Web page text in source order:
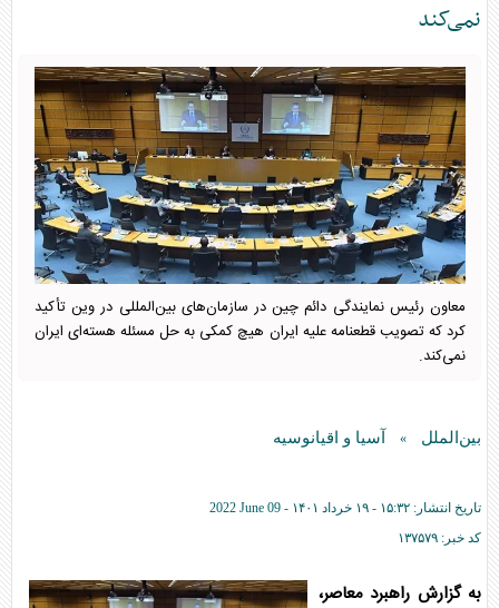
نمی‌کند
معاون رئیس نمایندگی دائم چین در سازمان‌های بین‌المللی در وین تأکید
کرد که تصویب قطعنامه علیه ایران هیچ کمکی به حل مسئله هسته‌ای ایران
نمی‌کند.
بین‌الملل » آسیا و اقیانوسیه
تاریخ انتشار: ۱۵:۳۲ - ۱۹ خرداد ۱۴۰۱ -
2022 June 09
کد خبر: ۱۳۷۵۷۹
به گزارش راهبرد معاصر،